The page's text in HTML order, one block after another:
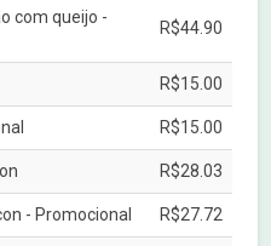
com queijo -
R$44.90
R$15.00
R$15.00
R$28.03
- Promocional R$27.72